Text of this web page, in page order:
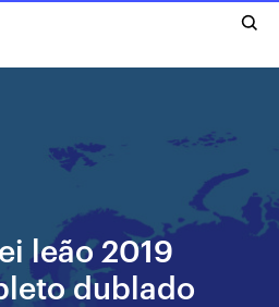
leão 2019
dublado